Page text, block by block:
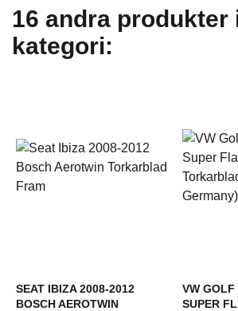
16 andra produkter
kategori:
SEAT IBIZA 2008-2012
BOSCH AEROTWIN
VW
SUPER